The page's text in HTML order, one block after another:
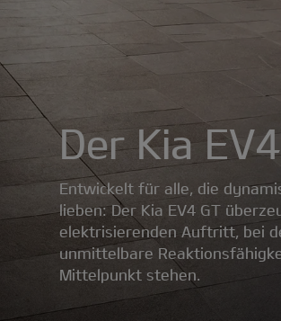
Der Kia
Entwickelt für alle, die
lieben: Der Kia EV4 GT
elektrisierenden Auftritt, bei
unmittelbare
Mittelpunkt stehen.